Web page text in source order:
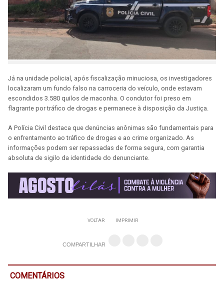
Já na unidade policial, após fiscalização minuciosa, os investigadores
localizaram um fundo falso na carroceria do veículo, onde estavam
escondidos 3.580 quilos de maconha. O condutor foi preso em
flagrante por tráfico de drogas e permanece à disposição da Justiça.
A Polícia Civil destaca que denúncias anônimas são fundamentais para
o enfrentamento ao tráfico de drogas e ao crime organizado. As
informações podem ser repassadas de forma segura, com garantia
absoluta de sigilo da identidade do denunciante.
VOLTAR IMPRIMIR
COMPARTILHAR
COMENTÁRIOS